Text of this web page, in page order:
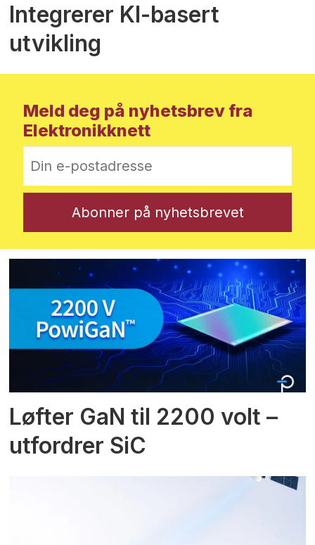
Integrerer KI-basert
utvikling
Meld deg på nyhetsbrev fra
Elektronikknett
Løfter GaN til 2200 volt –
utfordrer SiC